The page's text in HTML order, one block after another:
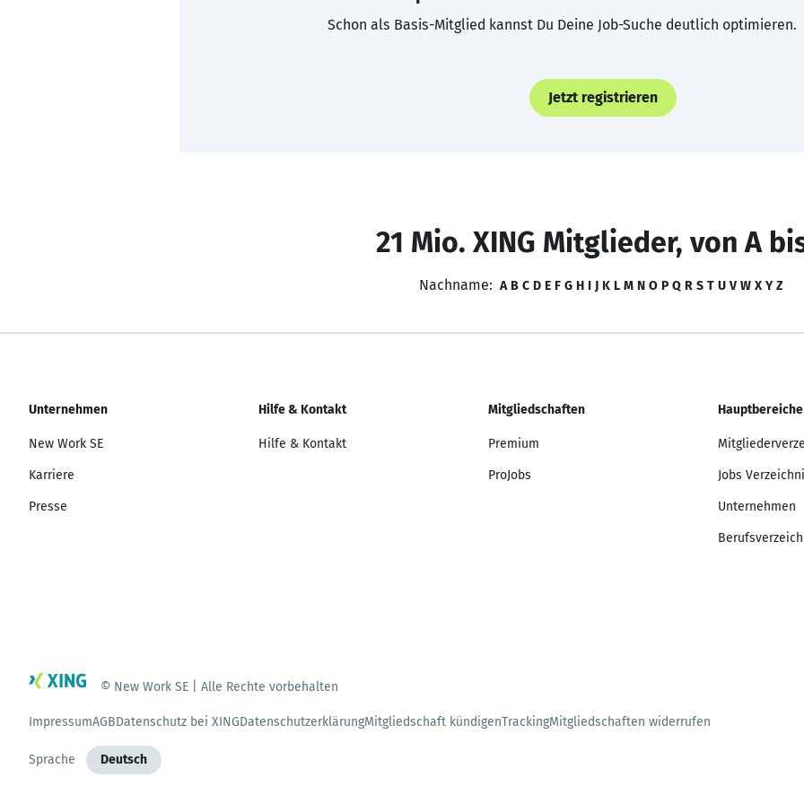
Schon als Basis-Mitglied kannst Du Deine Job-Suche deutlich optimieren.
Jetzt registrieren
21 Mio. XING Mitglieder, von A
Nachname: A B C D E F G H I J K L M N O P Q R S T U V W X Y Z
Unternehmen
New Work SE
Karriere
Presse
Hilfe & Kontakt
Hilfe & Kontakt
Mitgliedschaften
Premium
ProJobs
Hauptbereiche
Jobs
Unternehmen
© New Work SE | Alle Rechte vorbehalten
ImpressumAGBDatenschutz bei XINGDatenschutzerklärungMitgliedschaft kündigenTrackingMitgliedschaften widerrufen
Sprache Deutsch